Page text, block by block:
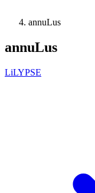
annuLus
annuLus
LiLYPSE